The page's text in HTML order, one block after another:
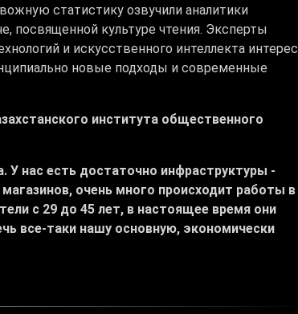
статистику озвучили аналитики
посвященной культуре чтения. Эксперты
и искусственного интеллекта интерес
новые подходы и современные
института общественного
У нас есть достаточно инфраструктуры -
очень много происходит работы в
с 29 до 45 лет, в настоящее время они
все-таки нашу основную, экономически